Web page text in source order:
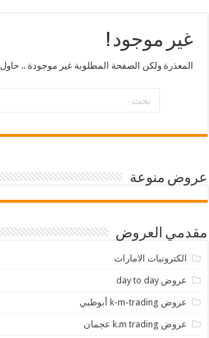
غير موجود !
المعذرة ولكن الصفحة المطلوبة غير موجودة ..
عروض منوعة
مقدمي العروض
الكترونيات الامارات
عروض day to day
عروض k-m-trading أبوظبي
عروض k.m trading عجمان